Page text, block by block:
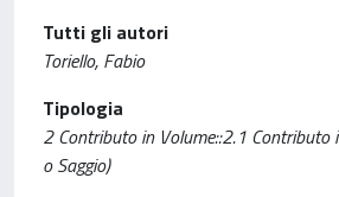
Tutti gli autori
Toriello, Fabio
Tipologia
2 Contributo in Volume::2.1 Contributo
o Saggio)